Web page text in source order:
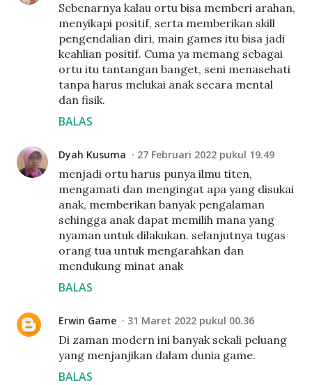
Sebenarnya kalau ortu bisa memberi arahan,
menyikapi positif, serta memberikan skill
pengendalian diri, main games itu bisa jadi
keahlian positif. Cuma ya memang sebagai
ortu itu tantangan banget, seni menasehati
tanpa harus melukai anak secara mental
dan fisik.
BALAS
Dyah Kusuma 27 Februari 2022 pukul 19.49
menjadi ortu harus punya ilmu titen,
mengamati dan mengingat apa yang disukai
anak, memberikan banyak pengalaman
sehingga anak dapat memilih mana yang
nyaman untuk dilakukan. selanjutnya tugas
orang tua untuk mengarahkan dan
mendukung minat anak
BALAS
Erwin Game 31 Maret 2022 pukul 00.36
Di zaman modern ini banyak sekali peluang
yang menjanjikan dalam dunia game.
BALAS